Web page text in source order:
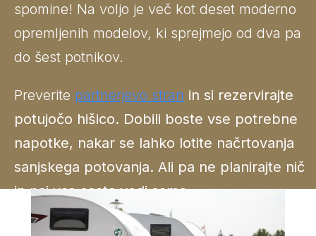
spomine! Na voljo je več kot deset moderno
opremljenih modelov, ki sprejmejo od dva pa
do šest potnikov.
Preverite partnerjevo stran in si rezervirajte
potujočo hišico. Dobili boste vse potrebne
napotke, nakar se lahko lotite načrtovanja
sanjskega potovanja. Ali pa ne planirajte nič
in naj vas cesta vodi sama.